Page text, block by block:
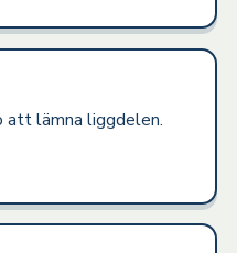
att lämna liggdelen.